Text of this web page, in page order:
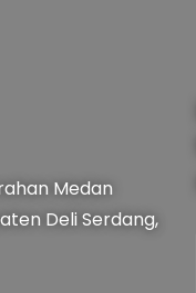
Medan
Deli Serdang,